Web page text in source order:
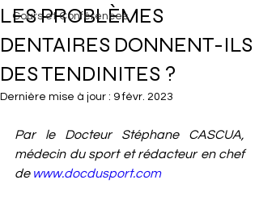
Cours et Conférences
LES PROBLÈMES
DENTAIRES DONNENT-ILS
DES TENDINITES ?
Dernière mise à jour : 9 févr. 2023
Par le Docteur Stéphane CASCUA,
médecin du sport et rédacteur en chef
de www.docdusport.com